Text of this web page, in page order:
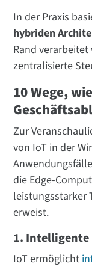
In der Praxis
hybriden
Rand
zentralisierte
10 Wege,
Zur
von IoT in der
die Edge-
leistungsstarker
erweist.
1. Intelligente
IoT ermöglicht